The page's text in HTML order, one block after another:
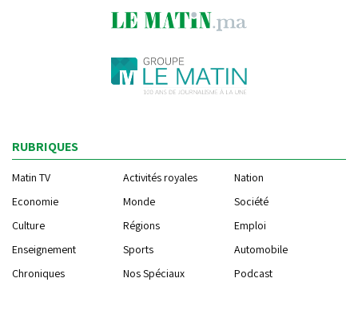
RUBRIQUES
Matin TV Activités royales
Nation
Economie
Monde
Société
Culture
Régions
Emploi
Enseignement
Sports
Automobile
Chroniques
Nos Spéciaux Podcast